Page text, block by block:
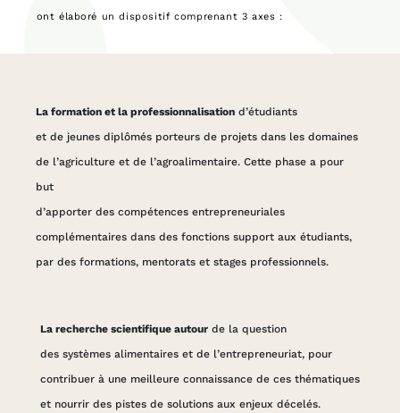
ont élaboré un dispositif comprenant 3 axes :
La formation et la professionnalisation d’étudiants
et de jeunes diplômés porteurs de projets dans les domaines
de l’agriculture et de l’agroalimentaire. Cette phase a pour
but
d’apporter des compétences entrepreneuriales
complémentaires dans des fonctions support aux étudiants,
par des formations, mentorats et stages professionnels.
La recherche scientifique autour de la question
des systèmes alimentaires et de l’entrepreneuriat, pour
contribuer à une meilleure connaissance de ces thématiques
et nourrir des pistes de solutions aux enjeux décelés.